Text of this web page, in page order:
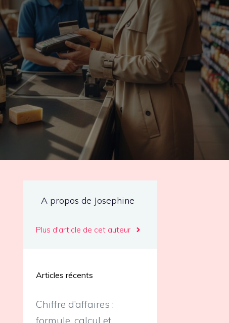
A propos de Josephine
Plus d'article de cet auteur
Articles récents
Chiffre d’affaires :
formule, calcul et